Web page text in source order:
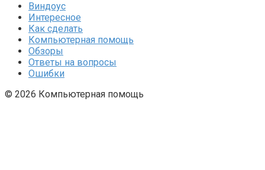
Виндоус
Интересное
Как сделать
Компьютерная помощь
Обзоры
Ответы на вопросы
Ошибки
© 2026 Компьютерная помощь